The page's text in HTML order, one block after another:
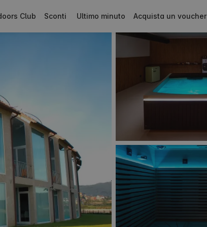
Club Sconti Ultimo minuto Acquista un voucher